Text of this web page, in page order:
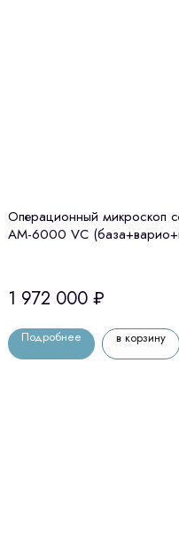
Операционный микроскоп
АМ-6000 VC
1 972 000 ₽
Подробнее в корзину